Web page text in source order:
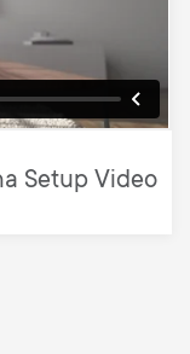
Setup Video